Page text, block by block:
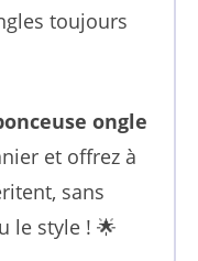
toujours
ongle
et offrez à
sans
le style ! 🌟